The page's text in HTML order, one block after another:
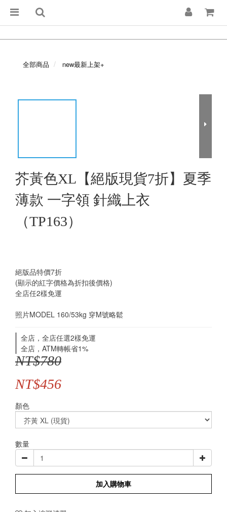
全部商品 new最新上架+
芥黃色XL【絕版現貨7折】夏季
薄款 一字領 針織上衣
（TP163）
絕版品特價7折
(顯示的紅字價格為折扣後價格)
全店任2樣免運
照片MODEL 160/53kg 穿M號略鬆
全店，全店任選2樣免運
全店，ATM轉帳省1%
NT$780
NT$456
顏色
數量
加入購物車